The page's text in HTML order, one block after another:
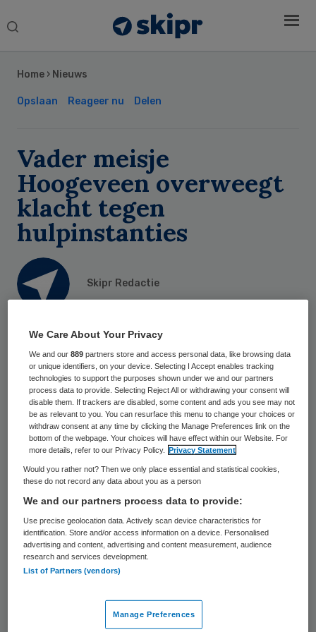
Search
Home › Nieuws
Opslaan Reageer nu Delen
Vader meisje
Hoogeveen overweegt
klacht tegen
hulpinstanties
Skipr Redactie
De vader van het 8-jarige meisje dat van
een flat in Hoogeveen viel en overleed
overweegt juridische stappen tegen de
hulpverlenende instanties die zich met zijn
dochter bezig hielden. Dat schrijft RTL
Nieuws. De vader vindt dat de
hulpverleners niet naar hem luisterden
terwijl hij herhaaldelijk waarschuwde dat
zijn dochter bij haar moeder niet veilig was.
zegt zijn advocaat Tina Dijkstra. De vader
Sidebar
We Care About Your Privacy
We and our889 partners store and access personal data, like browsing data
or unique identifiers, on your device. Selecting I Accept enables tracking
technologies to support the purposes shown under we and our partners
process data to provide. Selecting Reject All or withdrawing your consent will
disable them. If trackers are disabled, some content and ads you see may not
be as relevant to you. You can resurface this menu to change your choices or
withdraw consent at any time by clicking the Manage Preferences link on the
bottom of the webpage. Your choices will have effect within our Website. For
more details, refer to our Privacy Policy.
Privacy Statement
Would you rather not? Then we only place essential and statistical cookies,
these do not record any data about you as a person
We and our partners process data to provide:
Use precise geolocation data. Actively scan device characteristics for
identification. Store and/or access information on a device. Personalised
advertising and content, advertising and content measurement, audience
research and services development.
List of Partners (vendors)
Manage Preferences